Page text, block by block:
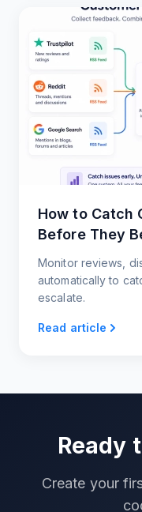
How to Catch
Before They
Monitor reviews,
automatically to
escalate.
Read article
Ready
Create your